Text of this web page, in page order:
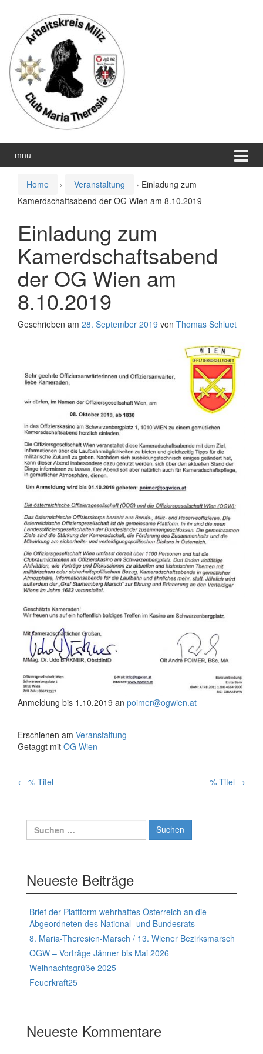
wechseln
Hauptmenü
springen
mnu
Home › Veranstaltung › Einladung zum
Kamerdschaftsabend der OG Wien am 8.10.2019
Einladung zum
Kamerdschaftsabend
der OG Wien am
8.10.2019
Geschrieben am 28. September 2019 von Thomas Schluet
Anmeldung bis 1.10.2019 an poimer@ogwien.at
Erschienen am Veranstaltung
Getaggt mit OG Wien
Artikelnavigation
← % Titel % Titel →
Suchen
nach:
Neueste Beiträge
Brief der Plattform wehrhaftes Österreich an die
Abgeordneten des National- und Bundesrats
8. Maria-Theresien-Marsch / 13. Wiener Bezirksmarsch
OGW – Vorträge Jänner bis Mai 2026
Weihnachtsgrüße 2025
Feuerkraft25
Neueste Kommentare